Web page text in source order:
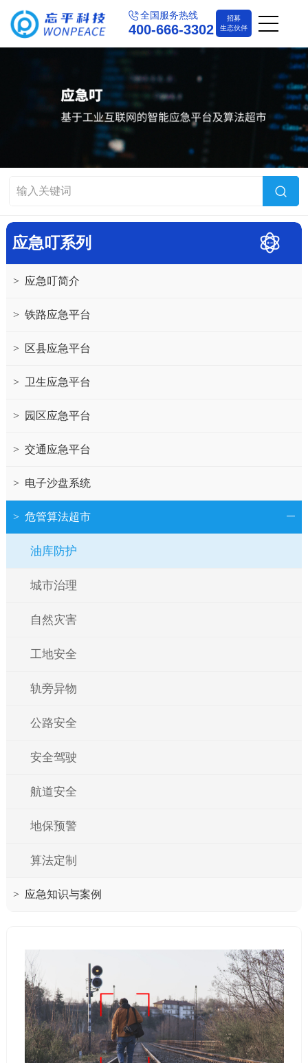
全国服务热线
400-666-3302
招募
生态伙伴
应急叮系列
> 应急叮简介
> 铁路应急平台
> 区县应急平台
> 卫生应急平台
> 园区应急平台
> 交通应急平台
> 电子沙盘系统
> 危管算法超市
油库防护
城市治理
自然灾害
工地安全
轨旁异物
公路安全
安全驾驶
航道安全
地保预警
算法定制
> 应急知识与案例